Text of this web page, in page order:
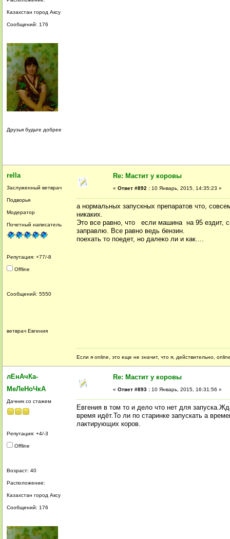
Казахстан город Аксу
Сообщений: 176
Друзья будьте добрее
rella
Заслуженный ветврач
Подворья
Модератор
Почетный написатель
Репутация: +77/-8
Offline
Сообщений: 5550
ветврач Евгения
Re: Мастит у коровы
« Ответ #892 : 10 Январь, 2015, 14:35:23 »
а нормальных запускных препаратов что,
никаких.
Это все равно, что если машина на 95 ездит,
заправлю. Все равно ведь бензин.
поехать то поедет, но далеко ли и как....
Если я online, это еще не значит, что я, действительно,
лЕнАчКа-
МеЛеНоЧкА
Дачник со стажем
Репутация: +4/-3
Offline
Возраст: 40
Расположение:
Казахстан город Аксу
Сообщений: 176
Re: Мастит у коровы
« Ответ #893 : 10 Январь, 2015, 16:31:56 »
Евгения в том то и дело что нет для
время идёт.То ли по старинке запускать а
лактирующих коров.